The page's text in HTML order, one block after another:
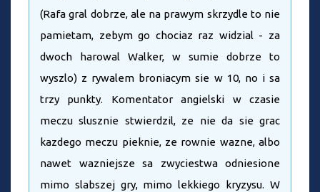
(Rafa gral dobrze, ale na prawym skrzydle to nie
pamietam, zebym go chociaz raz widzial - za
dwoch harowal Walker, w sumie dobrze to
wyszlo) z rywalem broniacym sie w 10, no i sa
trzy punkty. Komentator angielski w czasie
meczu slusznie stwierdzil, ze nie da sie grac
kazdego meczu pieknie, ze rownie wazne, albo
nawet wazniejsze sa zwyciestwa odniesione
mimo slabszej gry, mimo lekkiego kryzysu. W